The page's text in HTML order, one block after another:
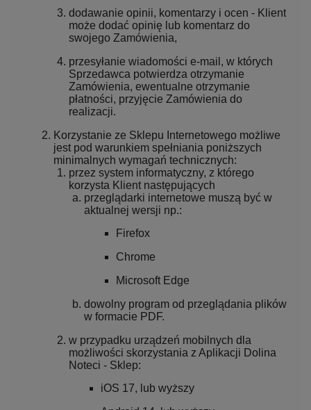
dodawanie opinii, komentarzy i ocen - Klient
może dodać opinię lub komentarz do
swojego Zamówienia,
przesyłanie wiadomości e-mail, w których
Sprzedawca potwierdza otrzymanie
Zamówienia, ewentualne otrzymanie
płatności, przyjęcie Zamówienia do
realizacji.
Korzystanie ze Sklepu Internetowego możliwe
jest pod warunkiem spełniania poniższych
minimalnych wymagań technicznych:
przez system informatyczny, z którego
korzysta Klient następujących
przeglądarki internetowe muszą być w
aktualnej wersji np.:
Firefox
Chrome
Microsoft Edge
dowolny program od przeglądania plików
w formacie PDF.
w przypadku urządzeń mobilnych dla
możliwości skorzystania z Aplikacji Dolina
Noteci - Sklep:
iOS 17, lub wyższy